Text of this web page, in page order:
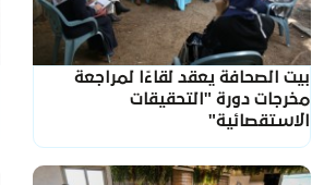
بيت الصحافة يعقد لقاءًا لمراجعة
مخرجات دورة "التحقيقات
الاستقصائية"